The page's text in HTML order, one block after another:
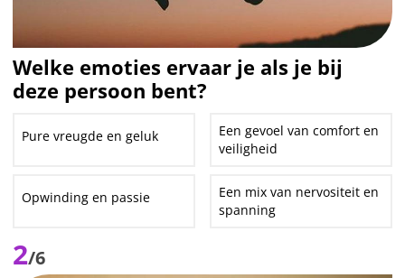
Welke emoties ervaar je als je bij
deze persoon bent?
Pure vreugde en geluk
Een gevoel van comfort en
veiligheid
Opwinding en passie
Een mix van nervositeit en
spanning
2/6